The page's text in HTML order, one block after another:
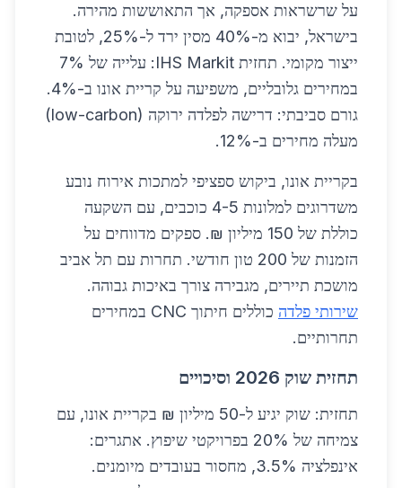
על שרשראות אספקה, אך התאוששות מהירה.
בישראל, יבוא מ-40% מסין ירד ל-25%, לטובת
ייצור מקומי. תחזית IHS Markit: עלייה של 7%
במחירים גלובליים, משפיעה על קריית אונו ב-4%.
גורם סביבתי: דרישה לפלדה ירוקה (low-carbon)
מעלה מחירים ב-12%.
בקריית אונו, ביקוש ספציפי למתכות אירוח נובע
משדרוגים למלונות 4-5 כוכבים, עם השקעה
כוללת של 150 מיליון ₪. ספקים מדווחים על
הזמנות של 200 טון חודשי. תחרות עם תל אביב
מושכת תיירים, מגבירה צורך באיכות גבוהה.
שירותי פלדה
כוללים חיתוך CNC במחירים
תחרותיים.
תחזית שוק 2026 וסיכויים
תחזית: שוק יגיע ל-50 מיליון ₪ בקריית אונו, עם
צמיחה של 20% בפרויקטי שיפוץ. אתגרים:
אינפלציה 3.5%, מחסור בעובדים מיומנים.